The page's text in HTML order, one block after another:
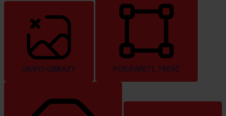
UKRYJ OBRAZY PODŚWIETL TREŚĆ